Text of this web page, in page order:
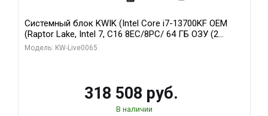
Системный блок KWIK (Intel Core i7-13700KF OEM
(Raptor Lake, Intel 7, C16 8EC/8PC/ 64 ГБ ОЗУ (2
модуля)/ ASUS RTX5080 PROART OC 16GB GDDR7
Модель: KW-Live0065
318 508 руб.
В наличии